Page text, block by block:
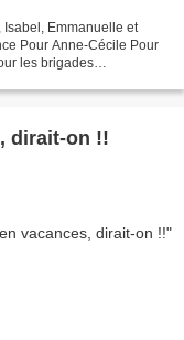
Emmanuelle et
Pour Anne-Cécile Pour
les brigades
dirait-on !!